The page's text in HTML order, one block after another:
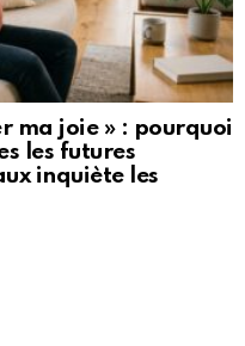
ma joie » : pourquoi
les futures
inquiète les